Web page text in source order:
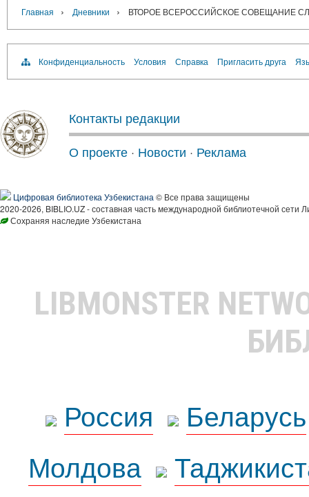
Главная › Дневники › ВТОРОЕ ВСЕРОССИЙСКОЕ СОВЕЩАНИЕ
Конфиденциальность Условия Справка Пригласить друга
Контакты редакции
О проекте · Новости · Реклама
Цифровая библиотека Узбекистана © Все права защищены
2020-2026, BIBLIO.UZ - составная часть международной библиотечной сети
Сохраняя наследие Узбекистана
LIBMONSTER
Россия
Беларусь
Молдова